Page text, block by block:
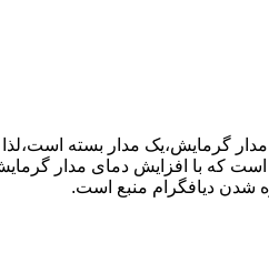
مدار گرمایش،یک مدار بسته
که با افزایش دمای مدار
شدن دیافگرام منبع است.